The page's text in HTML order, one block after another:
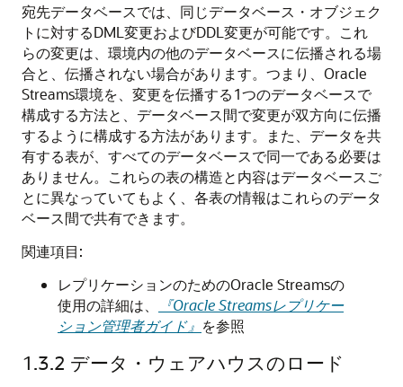
宛先データベースでは、同じデータベース・オブジェク
トに対するDML変更およびDDL変更が可能です。これ
らの変更は、環境内の他のデータベースに伝播される場
合と、伝播されない場合があります。つまり、Oracle
Streams環境を、変更を伝播する1つのデータベースで
構成する方法と、データベース間で変更が双方向に伝播
するように構成する方法があります。また、データを共
有する表が、すべてのデータベースで同一である必要は
ありません。これらの表の構造と内容はデータベースご
とに異なっていてもよく、各表の情報はこれらのデータ
ベース間で共有できます。
関連項目:
レプリケーションのためのOracle Streamsの
使用の詳細は、
『Oracle Streamsレプリケー
ション管理者ガイド』 を参照
1.3.2 データ・ウェアハウスのロード